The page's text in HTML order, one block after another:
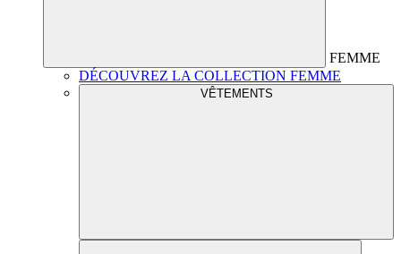
FEMME
DÉCOUVREZ LA COLLECTION FEMME
VÊTEMENTS